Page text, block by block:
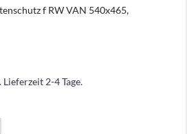
f RW VAN 540x465,
2-4 Tage.